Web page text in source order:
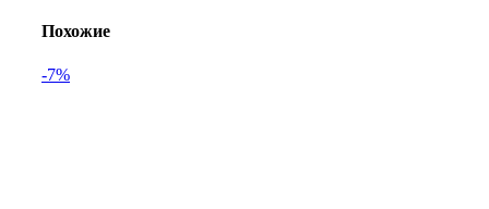
Похожие
-7%